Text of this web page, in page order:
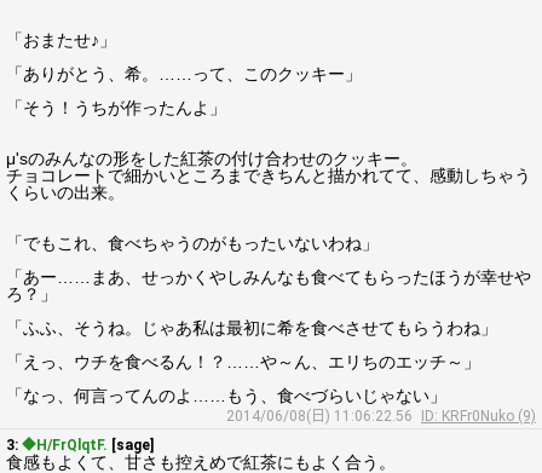
「おまたせ♪」
「ありがとう、希。……って、このクッキー」
「そう！うちが作ったんよ」
μ'sのみんなの形をした紅茶の付け合わせのクッキー。
チョコレートで細かいところまできちんと描かれてて、感動しちゃう
くらいの出来。
「でもこれ、食べちゃうのがもったいないわね」
「あー……まあ、せっかくやしみんなも食べてもらったほうが幸せや
ろ？」
「ふふ、そうね。じゃあ私は最初に希を食べさせてもらうわね」
「えっ、ウチを食べるん！？……や～ん、エリちのエッチ～」
「なっ、何言ってんのよ……もう、食べづらいじゃない」
2014/06/08(日) 11:06:22.56
ID: KRFr0Nuko (9)
3: ◆H/FrQlqtF. [sage]
食感もよくて、甘さも控えめで紅茶にもよく合う。